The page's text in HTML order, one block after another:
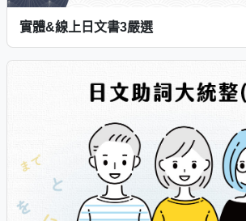
實體&線上日文書3嚴選